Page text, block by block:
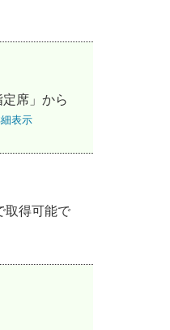
席」から
表示
取得可能で